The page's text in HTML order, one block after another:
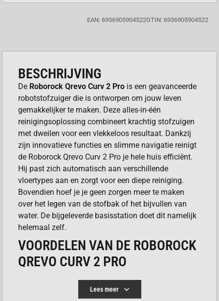
EAN: 6936905904522GTIN: 6936905904522
BESCHRIJVING
De Roborock Qrevo Curv 2 Pro is een geavanceerde
robotstofzuiger die is ontworpen om jouw leven
gemakkelijker te maken. Deze alles-in-één
reinigingsoplossing combineert krachtig stofzuigen
met dweilen voor een vlekkeloos resultaat. Dankzij
zijn innovatieve functies en slimme navigatie reinigt
de Roborock Qrevo Curv 2 Pro je hele huis efficiënt.
Hij past zich automatisch aan verschillende
vloertypes aan en zorgt voor een diepe reiniging.
Bovendien hoef je je geen zorgen meer te maken
over het legen van de stofbak of het bijvullen van
water. De bijgeleverde basisstation doet dit namelijk
helemaal zelf.
VOORDELEN VAN DE ROBOROCK
QREVO CURV 2 PRO
De Roborock Qrevo Curv 2 Pro biedt je tal van
voordelen. Hij bespaart je veel tijd, omdat hij de
Lees meer